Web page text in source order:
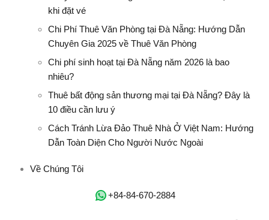
khi đặt vé
Chi Phí Thuê Văn Phòng tại Đà Nẵng: Hướng Dẫn
Chuyên Gia 2025 về Thuê Văn Phòng
Chi phí sinh hoạt tại Đà Nẵng năm 2026 là bao
nhiêu?
Thuê bất động sản thương mại tại Đà Nẵng? Đây là
10 điều cần lưu ý
Cách Tránh Lừa Đảo Thuê Nhà Ở Việt Nam: Hướng
Dẫn Toàn Diện Cho Người Nước Ngoài
Về Chúng Tôi
‭+84-84-670-2884‬